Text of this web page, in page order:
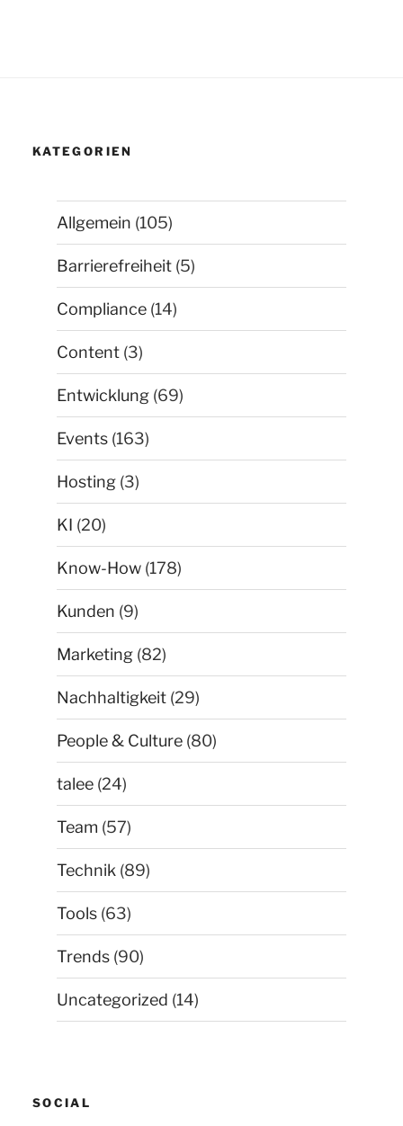
KATEGORIEN
Allgemein (105)
Barrierefreiheit (5)
Compliance (14)
Content (3)
Entwicklung (69)
Events (163)
Hosting (3)
KI (20)
Know-How (178)
Kunden (9)
Marketing (82)
Nachhaltigkeit (29)
People & Culture (80)
talee (24)
Team (57)
Technik (89)
Tools (63)
Trends (90)
Uncategorized (14)
SOCIAL